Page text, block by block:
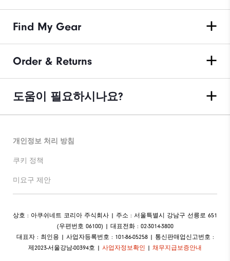
Find My Gear
Order & Returns
도움이 필요하시나요?
개인정보 처리 방침
쿠키 정책
미요구 제안
상호 : 아쿠쉬네트 코리아 주식회사 | 주소 : 서울특별시 강남구 선릉로 651
(우편번호 06100) | 대표전화 : 02-3014-3800
대표자 : 최인용 | 사업자등록번호 : 101-86-05258 | 통신판매업신고번호 :
제2023-서울강남-00394호 | 사업자정보확인 | 채무지급보증안내